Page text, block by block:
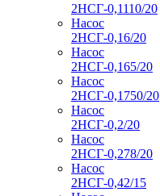
2НСГ-0,1110/20
Насос
2НСГ-0,16/20
Насос
2НСГ-0,165/20
Насос
2НСГ-0,1750/20
Насос
2НСГ-0,2/20
Насос
2НСГ-0,278/20
Насос
2НСГ-0,42/15